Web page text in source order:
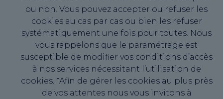
ou non. Vous pouvez accepter ou refuser les
cookies au cas par cas ou bien les refuser
systématiquement une fois pour toutes. Nous
vous rappelons que le paramétrage est
susceptible de modifier vos conditions d’accès
à nos services nécessitant l’utilisation de
cookies. *Afin de gérer les cookies au plus près
de vos attentes nous vous invitons à